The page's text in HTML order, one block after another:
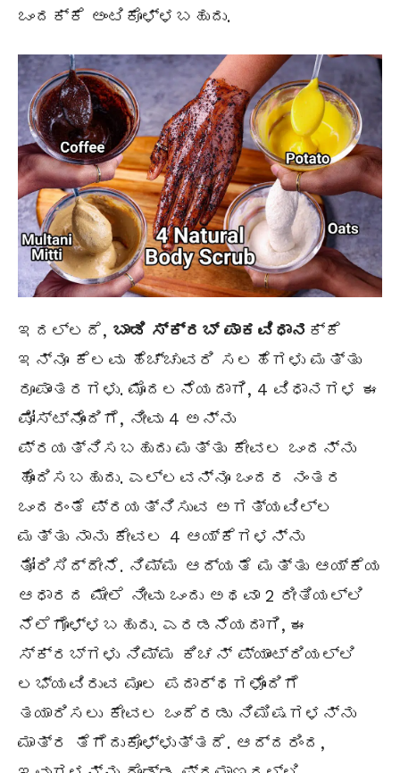
ಒಂದಕ್ಕೆ ಅಂಟಿಕೊಳ್ಳಬಹುದು.
ಇದಲ್ಲದೆ, ಬಾಡಿ ಸ್ಕ್ರಬ್ ಪಾಕವಿಧಾನ ಕ್ಕೆ
ಇನ್ನೂ ಕೆಲವು ಹೆಚ್ಚುವರಿ ಸಲಹೆಗಳು ಮತ್ತು
ರೂಪಾಂತರಗಳು. ಮೊದಲನೆಯದಾಗಿ, 4 ವಿಧಾನಗಳ ಈ
ಪೋಸ್ಟ್‌ನೊಂದಿಗೆ, ನೀವು 4 ಅನ್ನು
ಪ್ರಯತ್ನಿಸಬಹುದು ಮತ್ತು ಕೇವಲ ಒಂದನ್ನು
ಹೊಂದಿಸಬಹುದು. ಎಲ್ಲವನ್ನೂ ಒಂದರ ನಂತರ
ಒಂದರಂತೆ ಪ್ರಯತ್ನಿಸುವ ಅಗತ್ಯವಿಲ್ಲ
ಮತ್ತು ನಾನು ಕೇವಲ 4 ಆಯ್ಕೆಗಳನ್ನು
ತೋರಿಸಿದ್ದೇನೆ. ನಿಮ್ಮ ಆದ್ಯತೆ ಮತ್ತು ಆಯ್ಕೆಯ
ಆಧಾರದ ಮೇಲೆ ನೀವು ಒಂದು ಅಥವಾ 2 ರೀತಿಯಲ್ಲಿ
ನೆಲೆಗೊಳ್ಳಬಹುದು. ಎರಡನೆಯದಾಗಿ, ಈ
ಸ್ಕ್ರಬ್‌ಗಳು ನಿಮ್ಮ ಕಿಚನ್ ಪ್ಯಾಂಟ್ರಿಯಲ್ಲಿ
ಲಭ್ಯವಿರುವ ಮೂಲ ಪದಾರ್ಥಗಳೊಂದಿಗೆ
ತಯಾರಿಸಲು ಕೇವಲ ಒಂದೆರಡು ನಿಮಿಷಗಳನ್ನು
ಮಾತ್ರ ತೆಗೆದುಕೊಳ್ಳುತ್ತದೆ. ಆದ್ದರಿಂದ,